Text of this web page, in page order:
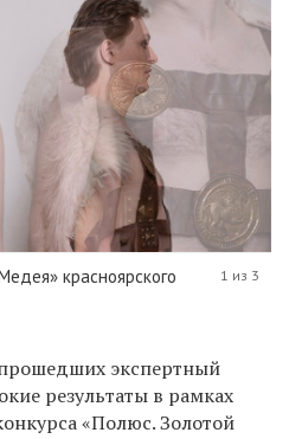
красноярского
1 из 3
экспертный
результаты в рамках
«Полюс. Золотой